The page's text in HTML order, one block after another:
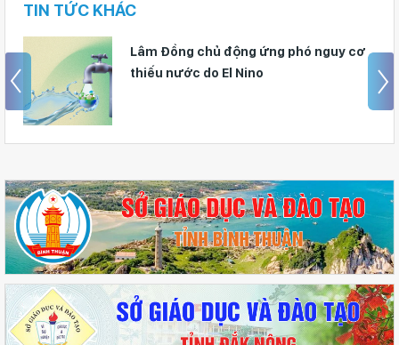
TIN TỨC KHÁC
Lan tỏa thương hiệu “Lâm Đồng – Bản
giao hưởng Xanh”